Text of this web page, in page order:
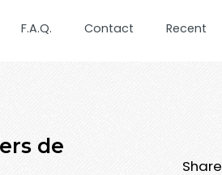
F.A.Q. Contact Recent
de
Share